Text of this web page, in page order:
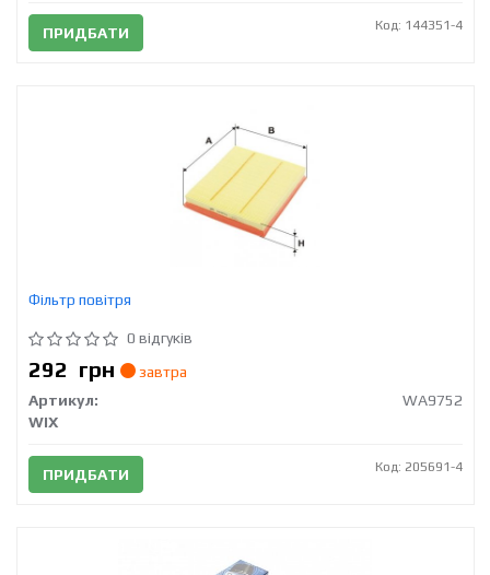
ПРИДБАТИ Код: 144351-4
Фільтр повітря
0 відгуків
292 грн
завтра
Артикул:
WA9752
WIX
ПРИДБАТИ Код: 205691-4